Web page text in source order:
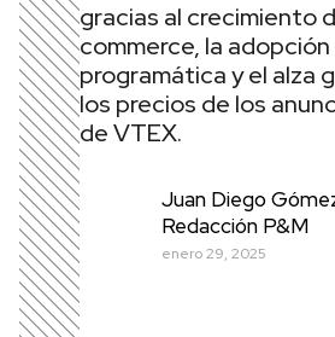
gracias al crecimiento
commerce, la
programática y el alza
los precios de los
de VTEX.
Juan Diego
Redacción P&M
enero 29, 2025